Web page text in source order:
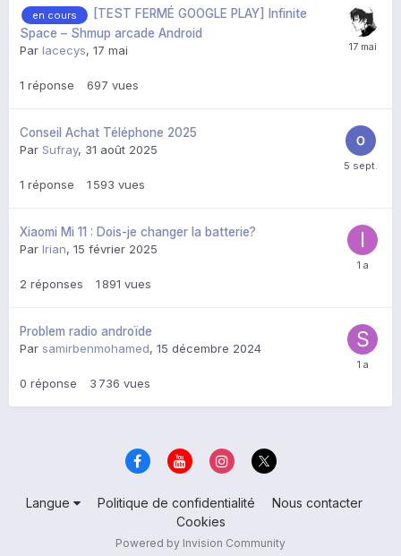
en cours
[TEST FERMÉ GOOGLE PLAY] Infinite
Space – Shmup arcade Android
Par lacecys, 17 mai
1 réponse 697 vues
Conseil Achat Téléphone 2025
Par Sufray, 31 août 2025
1 réponse 1 593 vues
Xiaomi Mi 11 : Dois-je changer la batterie?
Par Irian, 15 février 2025
2 réponses 1 891 vues
Problem radio androïde
Par samirbenmohamed, 15 décembre 2024
0 réponse 3 736 vues
Langue Politique de confidentialité
Nous contacter
Cookies
Powered by Invision Community